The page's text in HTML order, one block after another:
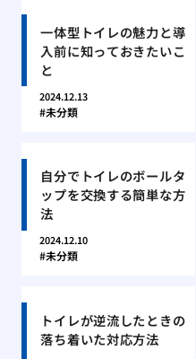
一体型トイレの魅力と導
入前に知っておきたいこ
と
2024.12.13
未分類
自分でトイレのボールタ
ップを交換する簡単な方
法
2024.12.10
未分類
トイレが逆流したときの
落ち着いた対応方法